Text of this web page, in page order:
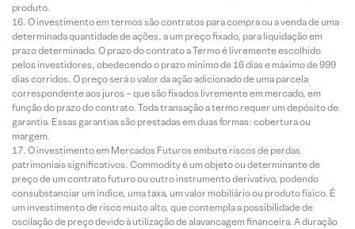
produto.
O investimento em termos são contratos para compra ou a venda de uma
determinada quantidade de ações, a um preço fixado, para liquidação em
prazo determinado. O prazo do contrato a Termo é livremente escolhido
pelos investidores, obedecendo o prazo mínimo de 16 dias e máximo de 999
dias corridos. O preço será o valor da ação adicionado de uma parcela
correspondente aos juros – que são fixados livremente em mercado, em
função do prazo do contrato. Toda transação a termo requer um depósito de
garantia. Essas garantias são prestadas em duas formas: cobertura ou
margem.
O investimento em Mercados Futuros embute riscos de perdas
patrimoniais significativos. Commodity é um objeto ou determinante de
preço de um contrato futuro ou outro instrumento derivativo, podendo
consubstanciar um índice, uma taxa, um valor mobiliário ou produto físico. É
um investimento de risco muito alto, que contempla a possibilidade de
oscilação de preço devido à utilização de alavancagem financeira. A duração